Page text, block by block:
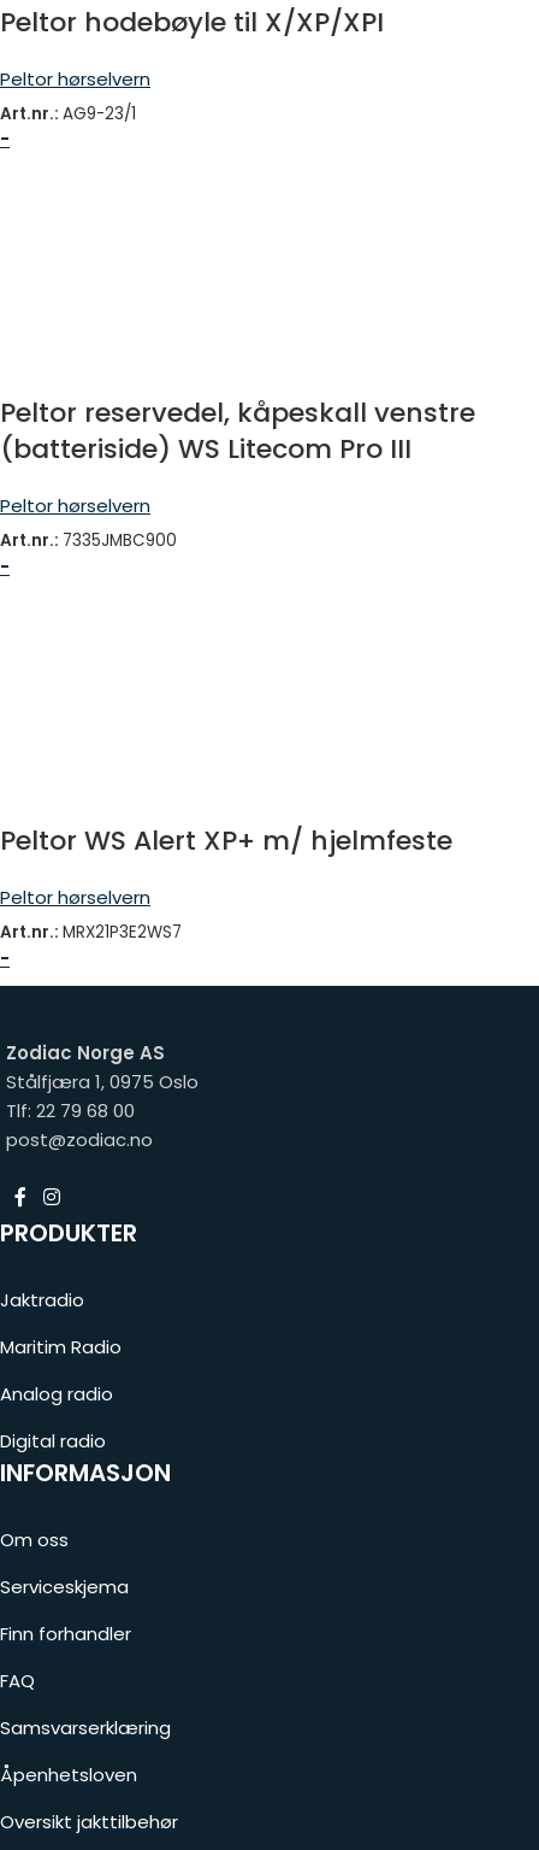
Peltor hodebøyle til X/XP/XPI
Peltor hørselvern
Art.nr.: AG9-23/1
-
Peltor reservedel, kåpeskall venstre
(batteriside) WS Litecom Pro III
Peltor hørselvern
Art.nr.: 7335JMBC900
-
Peltor WS Alert XP+ m/ hjelmfeste
Peltor hørselvern
Art.nr.: MRX21P3E2WS7
-
Zodiac Norge AS
Stålfjæra 1, 0975 Oslo
Tlf: 22 79 68 00
post@zodiac.no
PRODUKTER
Jaktradio
Maritim Radio
Analog radio
Digital radio
INFORMASJON
Om oss
Serviceskjema
Finn forhandler
FAQ
Samsvarserklæring
Åpenhetsloven
Oversikt jakttilbehør